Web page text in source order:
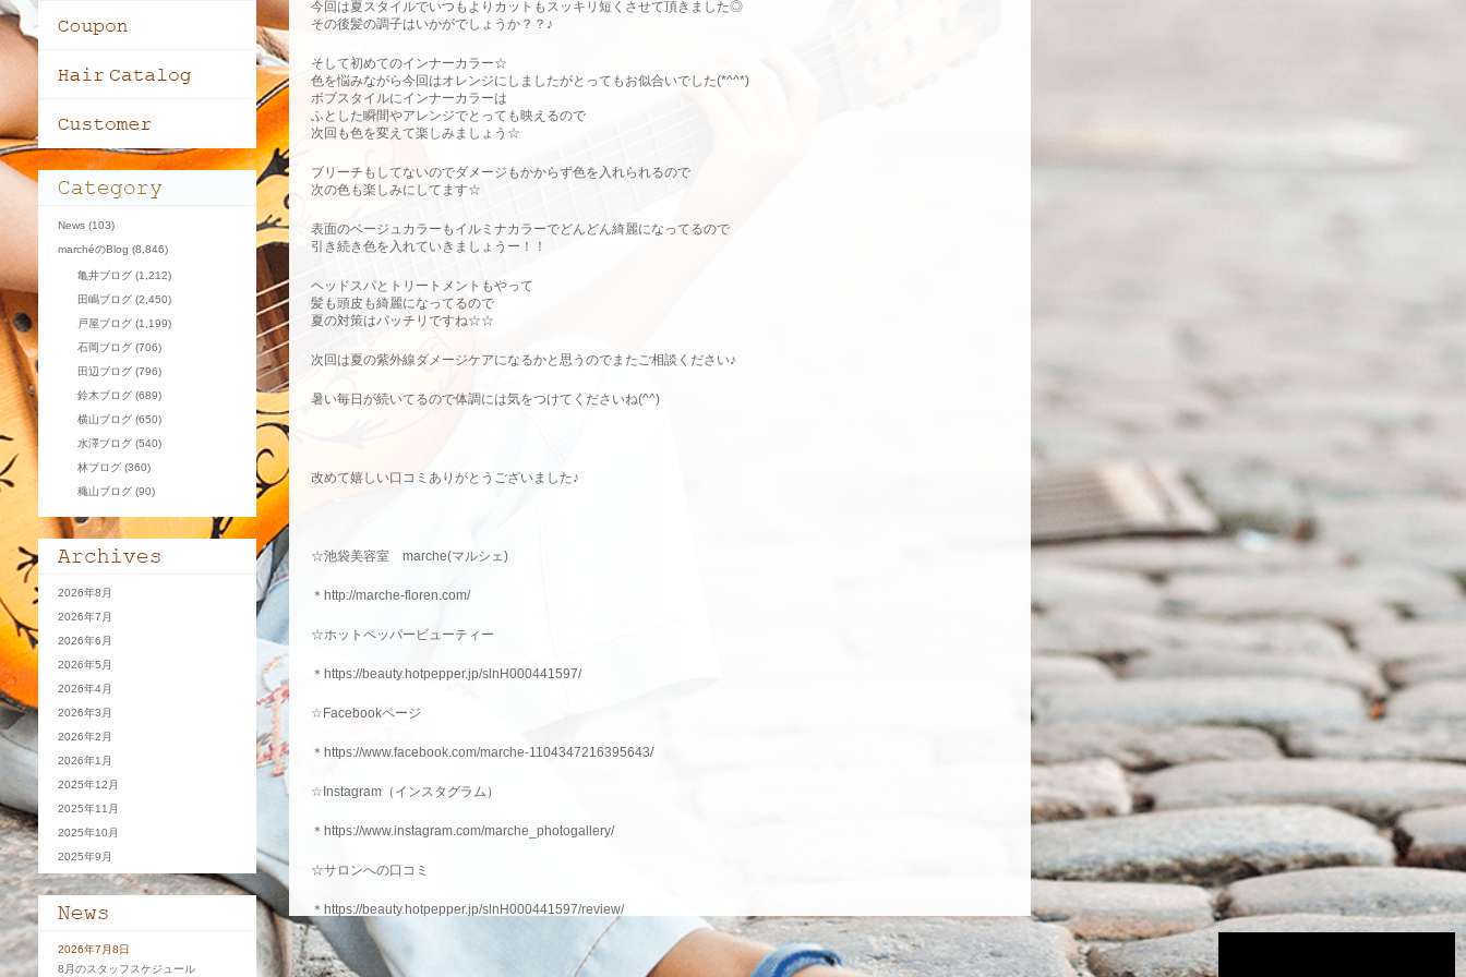
今回は夏スタイルでいつもよりカットもスッキリ短くさせて頂きました◎
その後髪の調子はいかがでしょうか？？♪
そして初めてのインナーカラー☆
色を悩みながら今回はオレンジにしましたがとってもお似合いでした(*^^*)
ボブスタイルにインナーカラーは
ふとした瞬間やアレンジでとっても映えるので
次回も色を変えて楽しみましょう☆
ブリーチもしてないのでダメージもかからず色を入れられるので
次の色も楽しみにしてます☆
表面のベージュカラーもイルミナカラーでどんどん綺麗になってるので
引き続き色を入れていきましょうー！！
ヘッドスパとトリートメントもやって
髪も頭皮も綺麗になってるので
夏の対策はバッチリですね☆☆
次回は夏の紫外線ダメージケアになるかと思うのでまたご相談ください♪
暑い毎日が続いてるので体調には気をつけてくださいね(^^)
改めて嬉しい口コミありがとうございました♪
☆池袋美容室 marche(マルシェ)
＊ http://marche-floren.com/
☆ホットペッパービューティー
＊ https://beauty.hotpepper.jp/slnH000441597/
☆Facebookページ
＊https://www.facebook.com/marche-1104347216395643/
☆Instagram（インスタグラム）
＊ https://www.instagram.com/marche_photogallery/
☆サロンへの口コミ
＊https://beauty.hotpepper.jp/slnH000441597/review/
☆求人情報
News (103)
marchéのBlog (8,846)
亀井ブログ (1,212)
田嶋ブログ (2,450)
戸屋ブログ (1,199)
石岡ブログ (706)
田辺ブログ (796)
鈴木ブログ (689)
横山ブログ (650)
水澤ブログ (540)
林ブログ (360)
穐山ブログ (90)
2026年8月
2026年7月
2026年6月
2026年5月
2026年4月
2026年3月
2026年2月
2026年1月
2025年12月
2025年11月
2025年10月
2025年9月
2026年7月8日
8月のスタッフスケジュール